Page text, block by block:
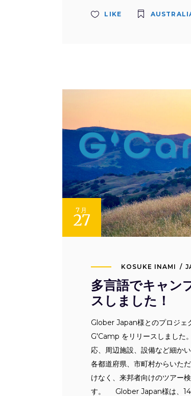
LIKE
7月
27
KOSUKE INAMI
多言語でキャン
スしました！
Glober Japan様とのプロジェ
G'Camp をリリースしました
応、周辺施設、設備など細か
各都道府県、市町村からいた
けなく、来邦者向けのツアー
す。 Glober Japan様は、14